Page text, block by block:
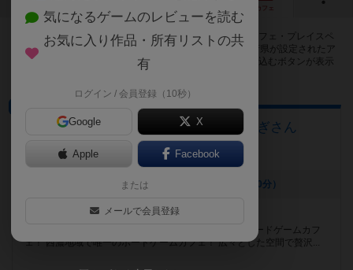
カフェ
パンデミック（旧版）で遊ぶことができるボードゲームカフェ・プレイスペ
ースが31店登録されています。公開プロフィールの都道府県が設定されたア
カウントでログインすると、同じ都道府県内の店舗に絞り込むボタンが表示
大垣のボードゲームカフェ 黒やぎさん
岐阜県大垣市荒川町470-2
[NEW] 新スイーツ登場です✨️（2026年08月07日 17時00分）
遊べるボードゲーム
1206個
ディアシュピールのボドゲ1500個を全て引き取ったボードゲームカフ
ェ！ 西濃地域で唯一のボードゲームカフェ！ 広々とした空間で贅沢...
気になるゲームのレビューを読む
お気に入り作品・所有リストの共
有
ログイン / 会員登録（10秒）
Google X
Apple Facebook
または
メールで会員登録